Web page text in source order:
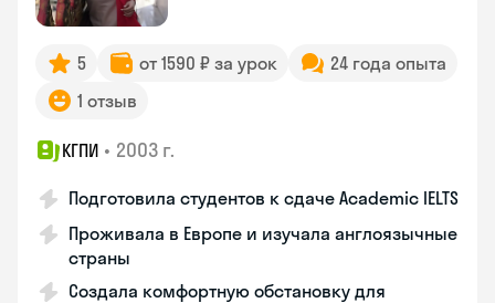
5 от 1590 ₽ за урок
24 года опыта
1 отзыв
КГПИ • 2003 г.
Подготовила студентов к сдаче Academic IELTS
Проживала в Европе и изучала англоязычные
страны
Создала комфортную обстановку для